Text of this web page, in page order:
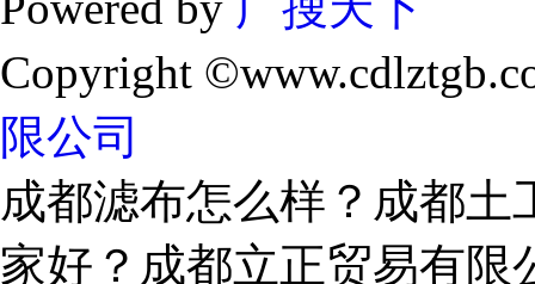
Copyright
限公司
成都滤布怎么样？成都
家好？成都立正贸易有